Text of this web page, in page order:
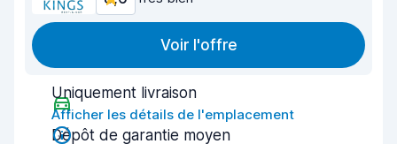
Voir l'offre
Uniquement livraison
Afficher les détails de l'emplacement
Dépôt de garantie moyen